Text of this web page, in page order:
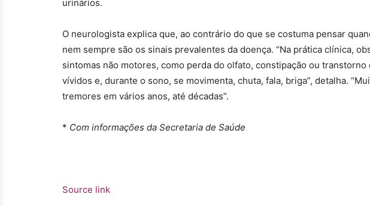
urinários.
O neurologista explica que, ao contrário do que se costuma pensar
nem sempre são os sinais prevalentes da doença. “Na prática clínica,
sintomas não motores, como perda do olfato, constipação ou
vívidos e, durante o sono, se movimenta, chuta, fala, briga”, detalha.
tremores em vários anos, até décadas”.
* Com informações da Secretaria de Saúde
Source link